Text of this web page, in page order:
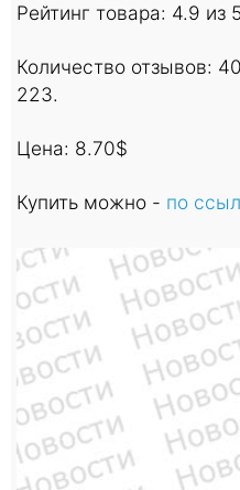
Рейтинг товара: 4.9 из
Количество отзывов:
223.
Цена: 8.70$
Купить можно - по